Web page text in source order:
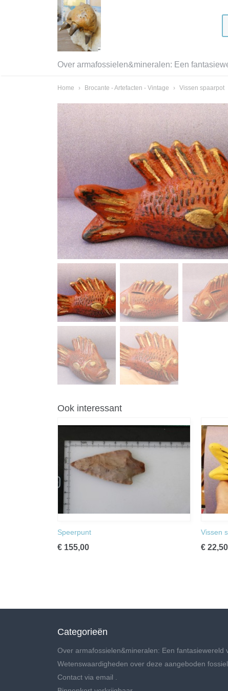
Over armafossielen&mineralen: Een
Home › Brocante - Artefacten - Vintage › Vissen spaarpot
Ook interessant
Speerpunt
€ 155,00
Vissen
€ 22,50
Categorieën
Over armafossielen&mineralen: Een fantasiewereld
Wetenswaardigheden over deze aangeboden
Contact via email .